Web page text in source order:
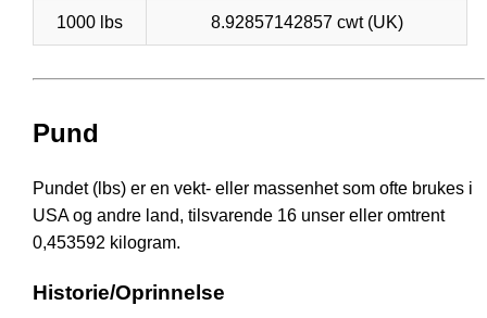
1000 lbs 8.92857142857 cwt (UK)
Pund
Pundet (lbs) er en vekt- eller massenhet som ofte brukes i
USA og andre land, tilsvarende 16 unser eller omtrent
0,453592 kilogram.
Historie/Oprinnelse